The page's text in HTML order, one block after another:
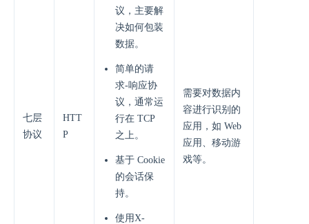
七层
协议
HTT
P
议，主要解
决如何包装
数据。
简单的请
求-响应协
议，通常运
行在 TCP
之上。
基于 Cookie
的会话保
持。
使用X-
需要对数据内
容进行识别的
应用，如 Web
应用、移动游
戏等。